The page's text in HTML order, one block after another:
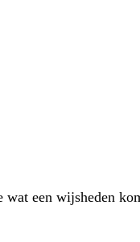
wat een wijsheden